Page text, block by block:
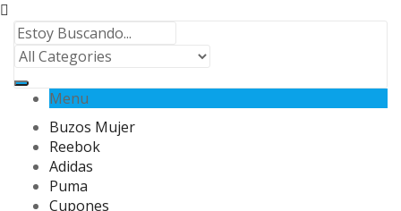
Menu
Buzos Mujer
Reebok
Adidas
Puma
Cupones